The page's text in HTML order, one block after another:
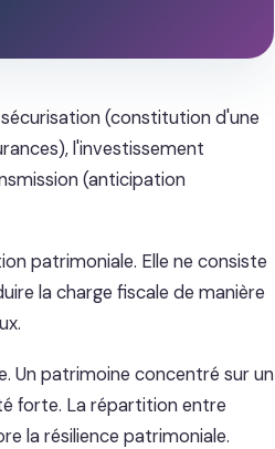
(constitution d'une
l'investissement
(anticipation
patrimoniale. Elle ne consiste
la charge fiscale de manière
Un patrimoine concentré sur un
forte. La répartition entre
la résilience patrimoniale.